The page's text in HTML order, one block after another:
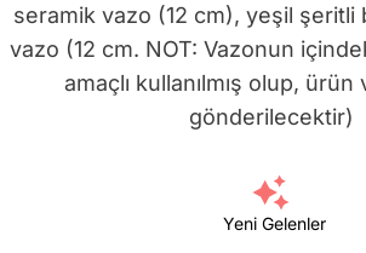
seramik vazo (12 cm), yeşil şeritli
vazo (12 cm. NOT: Vazonun
amaçlı kullanılmış olup,
gönderilecektir)
Yeni Gelenler